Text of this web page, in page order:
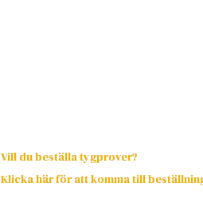
Vill du beställa tygprover?
Klicka här för att komma till